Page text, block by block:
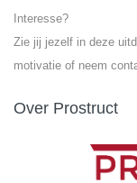
Interesse?
Zie jij jezelf in deze
motivatie of neem
Over Prostruct